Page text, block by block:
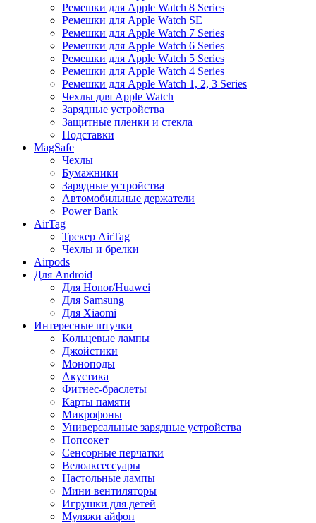
Ремешки для Apple Watch 8 Series
Ремешки для Apple Watch SE
Ремешки для Apple Watch 7 Series
Ремешки для Apple Watch 6 Series
Ремешки для Apple Watch 5 Series
Ремешки для Apple Watch 4 Series
Ремешки для Apple Watch 1, 2, 3 Series
Чехлы для Apple Watch
Зарядные устройства
Защитные пленки и стекла
Подставки
MagSafe
Чехлы
Бумажники
Зарядные устройства
Автомобильные держатели
Power Bank
AirTag
Трекер AirTag
Чехлы и брелки
Airpods
Для Android
Для Honor/Huawei
Для Samsung
Для Xiaomi
Интересные штучки
Кольцевые лампы
Джойстики
Моноподы
Акустика
Фитнес-браслеты
Карты памяти
Микрофоны
Универсальные зарядные устройства
Попсокет
Сенсорные перчатки
Велоаксессуары
Настольные лампы
Мини вентиляторы
Игрушки для детей
Муляжи айфон